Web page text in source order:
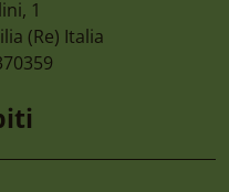
Emilia –
Operative
1
(Re) Italia